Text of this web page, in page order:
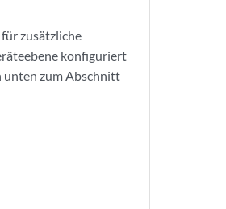
zusätzliche
konfiguriert
unten zum Abschnitt